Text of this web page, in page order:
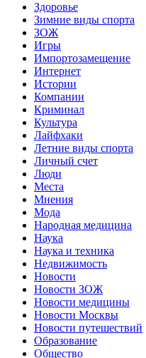
Здоровье
Зимние виды спорта
ЗОЖ
Игры
Импортозамещение
Интернет
Истории
Компании
Криминал
Культура
Лайфхаки
Летние виды спорта
Личный счет
Люди
Места
Мнения
Мода
Народная медицина
Наука
Наука и техника
Недвижимость
Новости
Новости ЗОЖ
Новости медицины
Новости Москвы
Новости путешествий
Образование
Общество